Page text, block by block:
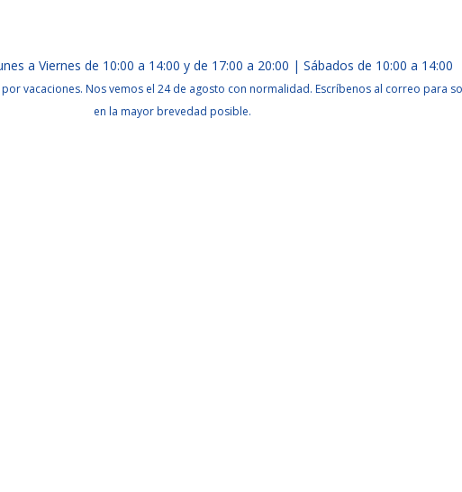
a Viernes de 10:00 a 14:00 y de 17:00 a 20:00 | Sábados de 10:00 a 14:00
vacaciones. Nos vemos el 24 de agosto con normalidad. Escríbenos al correo para
en la mayor brevedad posible.